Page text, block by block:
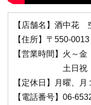
【店舗名】酒中花
【住所】〒550-
【営業時間】火～
土日祝
【定休日】月曜、
【電話番号】